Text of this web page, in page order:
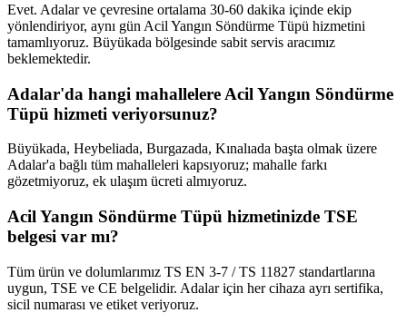
Evet. Adalar ve çevresine ortalama 30-60 dakika içinde ekip
yönlendiriyor, aynı gün Acil Yangın Söndürme Tüpü hizmetini
tamamlıyoruz. Büyükada bölgesinde sabit servis aracımız
beklemektedir.
Adalar'da hangi mahallelere Acil Yangın Söndürme
Tüpü hizmeti veriyorsunuz?
Büyükada, Heybeliada, Burgazada, Kınalıada başta olmak üzere
Adalar'a bağlı tüm mahalleleri kapsıyoruz; mahalle farkı
gözetmiyoruz, ek ulaşım ücreti almıyoruz.
Acil Yangın Söndürme Tüpü hizmetinizde TSE
belgesi var mı?
Tüm ürün ve dolumlarımız TS EN 3-7 / TS 11827 standartlarına
uygun, TSE ve CE belgelidir. Adalar için her cihaza ayrı sertifika,
sicil numarası ve etiket veriyoruz.